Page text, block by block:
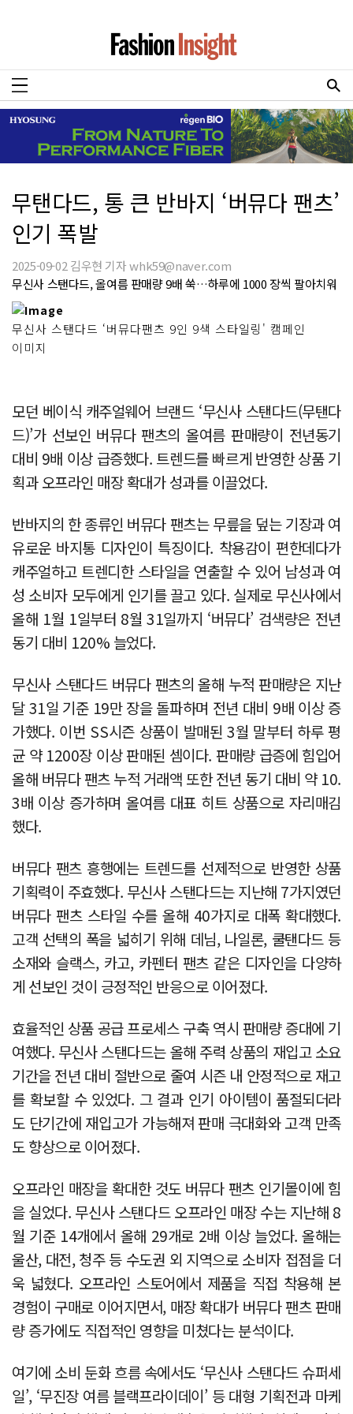
무탠다드, 통 큰 반바지 ‘버뮤다 팬츠’
인기 폭발
2025-09-02 김우현 기자 whk59@naver.com
무신사 스탠다드, 올여름 판매량 9배 쑥…하루에 1000 장씩 팔아치워
무신사 스탠다드 ‘버뮤다팬츠 9인 9색 스타일링' 캠페인
이미지
모던 베이식 캐주얼웨어 브랜드 ‘무신사 스탠다드(무탠다
드)’가 선보인 버뮤다 팬츠의 올여름 판매량이 전년동기
대비 9배 이상 급증했다. 트렌드를 빠르게 반영한 상품 기
획과 오프라인 매장 확대가 성과를 이끌었다.
반바지의 한 종류인 버뮤다 팬츠는 무릎을 덮는 기장과 여
유로운 바지통 디자인이 특징이다. 착용감이 편한데다가
캐주얼하고 트렌디한 스타일을 연출할 수 있어 남성과 여
성 소비자 모두에게 인기를 끌고 있다. 실제로 무신사에서
올해 1월 1일부터 8월 31일까지 ‘버뮤다’ 검색량은 전년
동기 대비 120% 늘었다.
무신사 스탠다드 버뮤다 팬츠의 올해 누적 판매량은 지난
달 31일 기준 19만 장을 돌파하며 전년 대비 9배 이상 증
가했다. 이번 SS시즌 상품이 발매된 3월 말부터 하루 평
균 약 1200장 이상 판매된 셈이다. 판매량 급증에 힘입어
올해 버뮤다 팬츠 누적 거래액 또한 전년 동기 대비 약 10.
3배 이상 증가하며 올여름 대표 히트 상품으로 자리매김
했다.
버뮤다 팬츠 흥행에는 트렌드를 선제적으로 반영한 상품
기획력이 주효했다. 무신사 스탠다드는 지난해 7가지였던
버뮤다 팬츠 스타일 수를 올해 40가지로 대폭 확대했다.
고객 선택의 폭을 넓히기 위해 데님, 나일론, 쿨탠다드 등
소재와 슬랙스, 카고, 카펜터 팬츠 같은 디자인을 다양하
게 선보인 것이 긍정적인 반응으로 이어졌다.
효율적인 상품 공급 프로세스 구축 역시 판매량 증대에 기
여했다. 무신사 스탠다드는 올해 주력 상품의 재입고 소요
기간을 전년 대비 절반으로 줄여 시즌 내 안정적으로 재고
를 확보할 수 있었다. 그 결과 인기 아이템이 품절되더라
도 단기간에 재입고가 가능해져 판매 극대화와 고객 만족
도 향상으로 이어졌다.
오프라인 매장을 확대한 것도 버뮤다 팬츠 인기몰이에 힘
을 실었다. 무신사 스탠다드 오프라인 매장 수는 지난해 8
월 기준 14개에서 올해 29개로 2배 이상 늘었다. 올해는
울산, 대전, 청주 등 수도권 외 지역으로 소비자 접점을 더
욱 넓혔다. 오프라인 스토어에서 제품을 직접 착용해 본
경험이 구매로 이어지면서, 매장 확대가 버뮤다 팬츠 판매
량 증가에도 직접적인 영향을 미쳤다는 분석이다.
여기에 소비 둔화 흐름 속에서도 ‘무신사 스탠다드 슈퍼세
일’, ‘무진장 여름 블랙프라이데이’ 등 대형 기획전과 마케